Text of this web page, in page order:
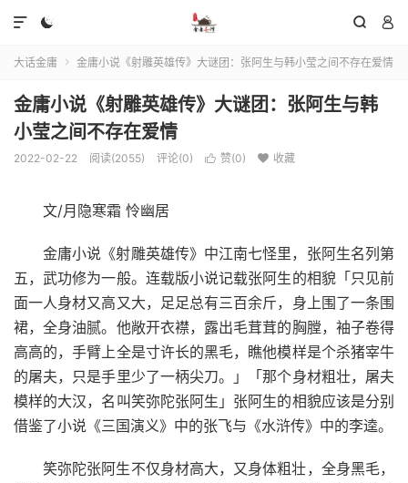
  

大话金庸  金庸小说《射雕英雄传》大谜团：张阿生与韩小莹之间不存在爱情
金庸小说《射雕英雄传》大谜团：张阿生与韩
小莹之间不存在爱情
2022-02-22 阅读(2055) 评论(0)  赞(0)  收藏
文/月隐寒霜 怜幽居
金庸小说《射雕英雄传》中江南七怪里，张阿生名列第
五，武功修为一般。连载版小说记载张阿生的相貌「只见前
面一人身材又高又大，足足总有三百余斤，身上围了一条围
裙，全身油腻。他敞开衣襟，露出毛茸茸的胸膛，袖子卷得
高高的，手臂上全是寸许长的黑毛，瞧他模样是个杀猪宰牛
的屠夫，只是手里少了一柄尖刀。」「那个身材粗壮，屠夫
模样的大汉，名叫笑弥陀张阿生」张阿生的相貌应该是分别
借鉴了小说《三国演义》中的张飞与《水浒传》中的李逵。
笑弥陀张阿生不仅身材高大，又身体粗壮，全身黑毛，